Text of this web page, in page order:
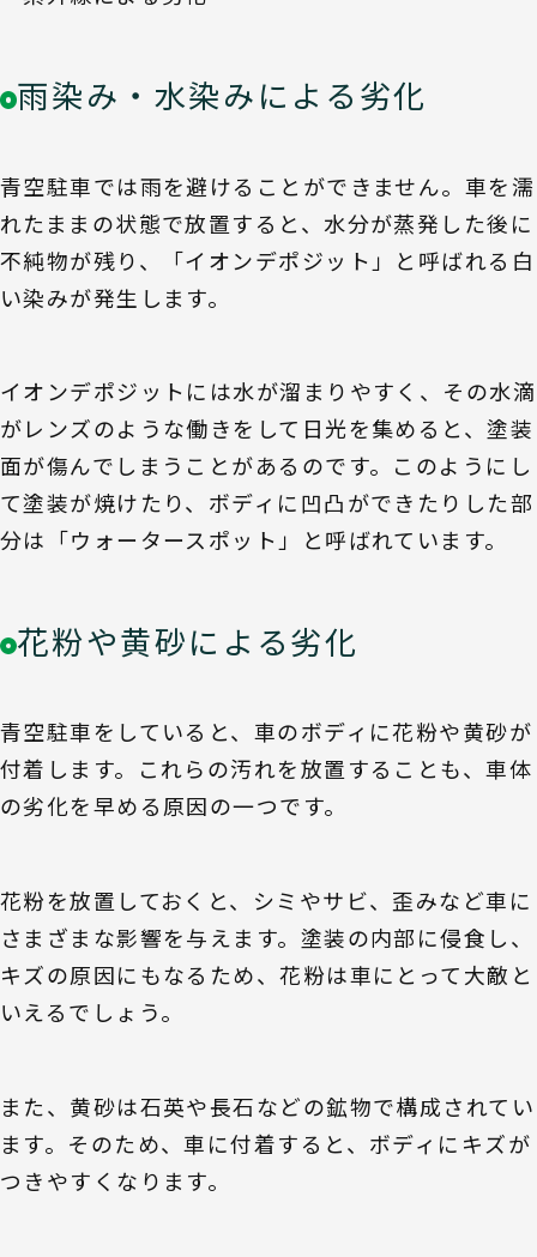
雨染み・水染みによる劣化
青空駐車では雨を避けることができません。車を濡
れたままの状態で放置すると、水分が蒸発した後に
不純物が残り、「イオンデポジット」と呼ばれる白
い染みが発生します。
イオンデポジットには水が溜まりやすく、その水滴
がレンズのような働きをして日光を集めると、塗装
面が傷んでしまうことがあるのです。このようにし
て塗装が焼けたり、ボディに凹凸ができたりした部
分は「ウォータースポット」と呼ばれています。
花粉や黄砂による劣化
青空駐車をしていると、車のボディに花粉や黄砂が
付着します。これらの汚れを放置することも、車体
の劣化を早める原因の一つです。
花粉を放置しておくと、シミやサビ、歪みなど車に
さまざまな影響を与えます。塗装の内部に侵食し、
キズの原因にもなるため、花粉は車にとって大敵と
いえるでしょう。
また、黄砂は石英や長石などの鉱物で構成されてい
ます。そのため、車に付着すると、ボディにキズが
つきやすくなります。